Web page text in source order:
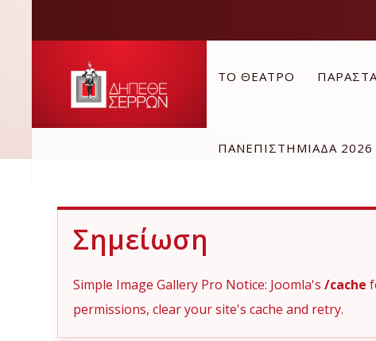
ΤΟ ΘΕΑΤΡΟ
ΠΑΝΕΠΙΣΤΗΜΙΑΔΑ 2026
Σημείωση
Simple Image Gallery Pro Notice: Joomla's /cache
permissions, clear your site's cache and retry.